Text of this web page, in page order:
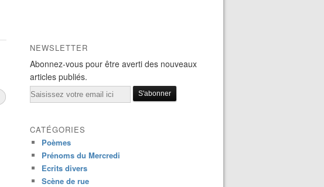
NEWSLETTER
Abonnez-vous pour être averti des nouveaux
articles publiés.
Email
CATÉGORIES
Poèmes
Prénoms du Mercredi
Ecrits divers
Scène de rue